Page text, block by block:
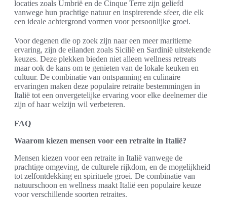
locaties zoals Umbrië en de Cinque Terre zijn geliefd
vanwege hun prachtige natuur en inspirerende sfeer, die elk
een ideale achtergrond vormen voor persoonlijke groei.
Voor degenen die op zoek zijn naar een meer maritieme
ervaring, zijn de eilanden zoals Sicilië en Sardinië uitstekende
keuzes. Deze plekken bieden niet alleen wellness retreats
maar ook de kans om te genieten van de lokale keuken en
cultuur. De combinatie van ontspanning en culinaire
ervaringen maken deze populaire retraite bestemmingen in
Italië tot een onvergetelijke ervaring voor elke deelnemer die
zijn of haar welzijn wil verbeteren.
FAQ
Waarom kiezen mensen voor een retraite in Italië?
Mensen kiezen voor een retraite in Italië vanwege de
prachtige omgeving, de culturele rijkdom, en de mogelijkheid
tot zelfontdekking en spirituele groei. De combinatie van
natuurschoon en wellness maakt Italië een populaire keuze
voor verschillende soorten retraites.